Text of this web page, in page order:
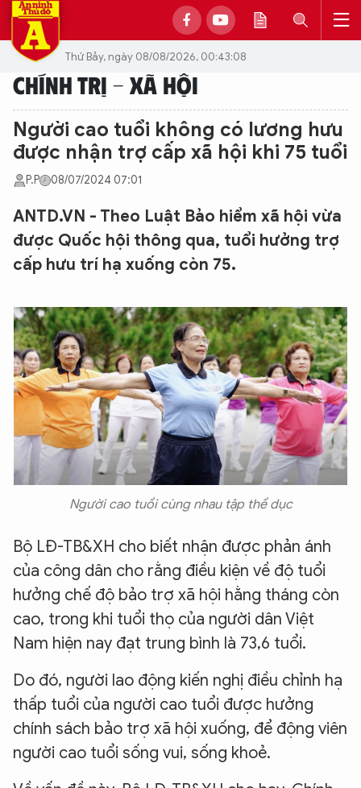
Thứ Bảy, ngày 08/08/2026, 00:43:08
CHÍNH TRỊ - XÃ HỘI
Người cao tuổi không có lương hưu
được nhận trợ cấp xã hội khi 75 tuổi
P.P 08/07/2024 07:01
ANTD.VN - Theo Luật Bảo hiểm xã hội vừa
được Quốc hội thông qua, tuổi hưởng trợ
cấp hưu trí hạ xuống còn 75.
Người cao tuổi cùng nhau tập thể dục
Bộ LĐ-TB&XH cho biết nhận được phản ánh
của công dân cho rằng điều kiện về độ tuổi
hưởng chế độ bảo trợ xã hội hằng tháng còn
cao, trong khi tuổi thọ của người dân Việt
Nam hiện nay đạt trung bình là 73,6 tuổi.
Do đó, người lao động kiến nghị điều chỉnh hạ
thấp tuổi của người cao tuổi được hưởng
chính sách bảo trợ xã hội xuống, để động viên
người cao tuổi sống vui, sống khoẻ.